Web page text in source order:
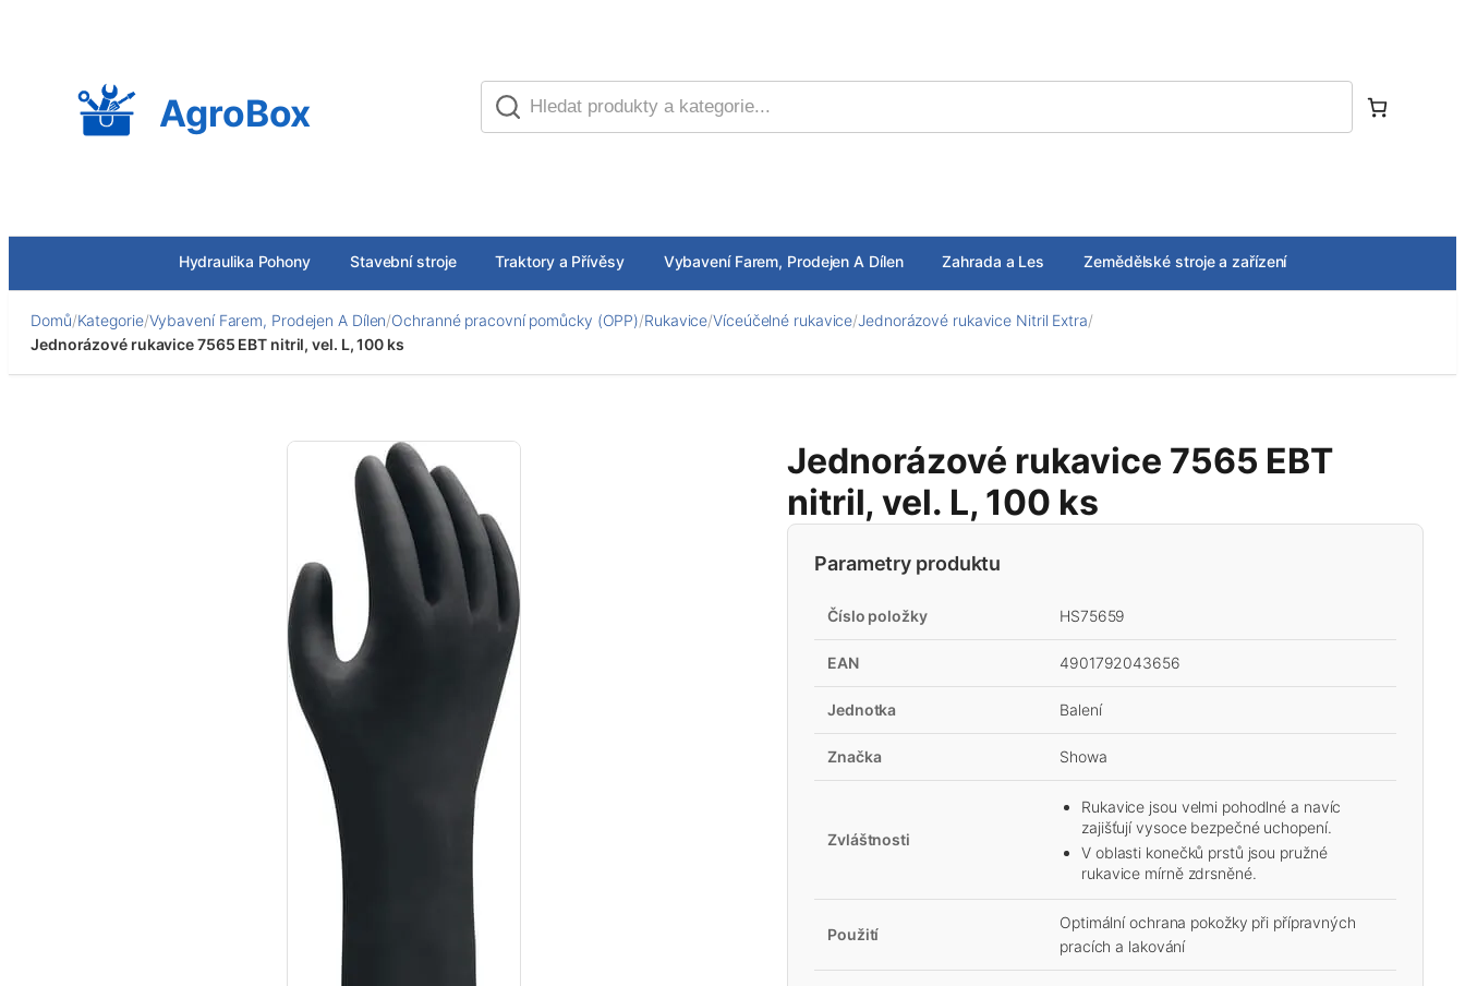
AgroBox
Hydraulika Pohony Stavební stroje Traktory a Přívěsy Vybavení Farem, Prodejen A Dílen Zahrada a Les Zemědělské stroje a zařízení
Domů/Kategorie/Vybavení Farem, Prodejen A Dílen/Ochranné pracovní pomůcky (OPP)/Rukavice/Víceúčelné rukavice/Jednorázové rukavice Nitril Extra/
Jednorázové rukavice 7565 EBT nitril, vel. L, 100 ks
Jednorázové rukavice 7565 EBT
nitril, vel. L, 100 ks
Parametry produktu
Číslo položky HS75659
EAN 4901792043656
Jednotka Balení
Značka Showa
Zvláštnosti
Rukavice jsou velmi pohodlné a navíc
zajišťují vysoce bezpečné uchopení.
V oblasti konečků prstů jsou pružné
rukavice mírně zdrsněné.
Použití
Optimální ochrana pokožky při přípravných
pracích a lakování